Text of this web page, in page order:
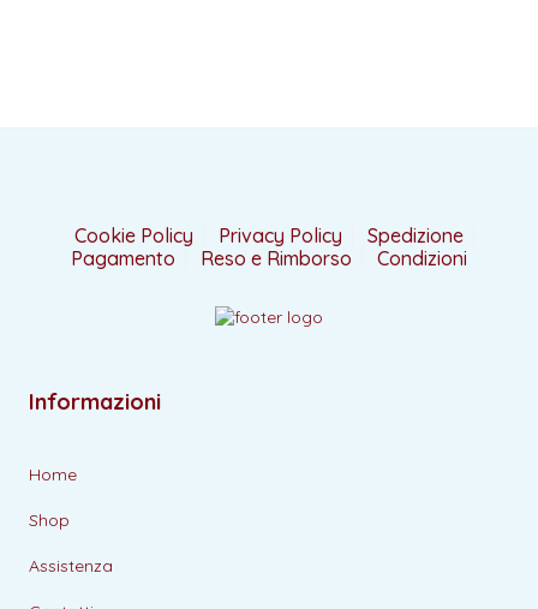
Cookie Policy Privacy Policy
Spedizione
Pagamento
Reso e Rimborso Condizioni
Informazioni
Home
Shop
Assistenza